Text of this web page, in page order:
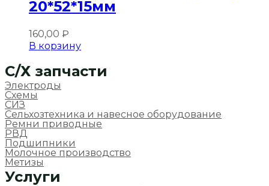
20*52*15мм
160,00 ₽
В корзину
C/Х запчасти
Электроды
Схемы
СИЗ
Сельхозтехника и навесное оборудование
Ремни приводные
РВД
Подшипники
Молочное производство
Метизы
Услуги